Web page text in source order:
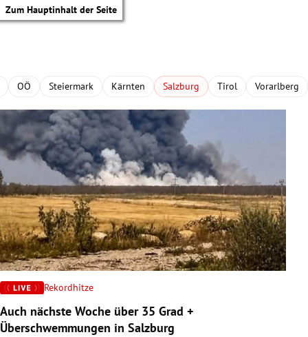
Zum Hauptinhalt der Seite
Untermenü
Untermenü
OÖ Steiermark Kärnten Salzburg Tirol Vorarlberg
Rekordhitze
Auch nächste Woche über 35 Grad +
Überschwemmungen in Salzburg